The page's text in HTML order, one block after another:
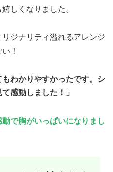
しくなりました。
ジナリティ溢れるアレンジ
！
もわかりやすかったです。シ
感動しました！」
動で胸がいっぱいになりまし